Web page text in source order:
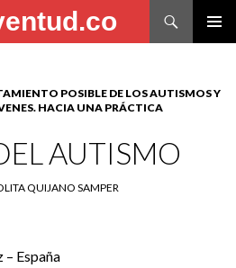
POSIBLE DE LOS AUTISMOS Y
HACIA UNA PRÁCTICA
AUTISMO
QUIJANO SAMPER
España